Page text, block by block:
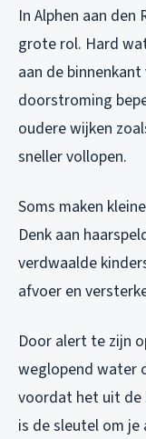
In Alphen aan
grote rol. Hard
aan de
doorstroming
oudere wijken
sneller vollopen.
Soms maken
Denk aan
verdwaalde
afvoer en
Door alert te zijn
weglopend water
voordat het uit de
is de sleutel om